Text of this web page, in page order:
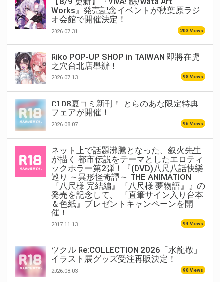
Works』発売記念イベントが秋葉原ラジ
オ会館で開催決定！
2026.07.31 203 Views
Riko POP-UP SHOP in TAIWAN 即將在虎
之穴台北店舉辦！
2026.07.13 98 Views
C108夏コミ新刊！ とらのあな限定特典
フェアが開催！
2026.08.07 96 Views
ネット上で話題沸騰となった、叙火先生
が描く 都市伝説をテーマとしたエロティ
ックホラー第2弾！『(DVD)八尺八話快樂
巡り ～異形怪奇譚～ THE ANIMATION
『八尺様 完結編』『八尺様 夢物語』』の
発売を記念して、 『直筆サイン入り台本
＆色紙』プレゼントキャンペーンを開
催！
2017.11.13 94 Views
ツクル Re:COLLECTION 2026「水龍敬」
イラスト展グッズ受注再販決定！
2026.08.03 90 Views